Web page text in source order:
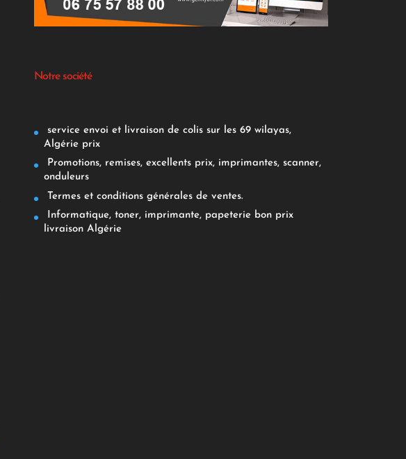
Notre société
service envoi et livraison de colis sur les 69 wilayas,
Algérie prix
Promotions, remises, excellents prix, imprimantes, scanner,
onduleurs
Termes et conditions générales de ventes.
Informatique, toner, imprimante, papeterie bon prix
livraison Algérie